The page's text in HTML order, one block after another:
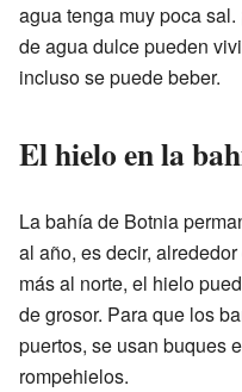
agua tenga muy poca
de agua dulce pueden
incluso se puede beber.
El hielo en la
La bahía de Botnia
al año, es decir,
más al norte, el hielo
de grosor. Para que los
puertos, se usan buques
rompehielos.